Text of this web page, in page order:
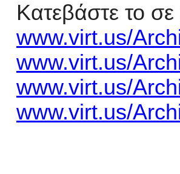
Κατεβάστε το
www.virt.us/
www.virt.us/
www.virt.us/
www.virt.us/